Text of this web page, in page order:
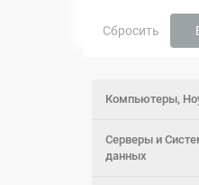
Сбросить
Компьютеры,
Серверы и
данных